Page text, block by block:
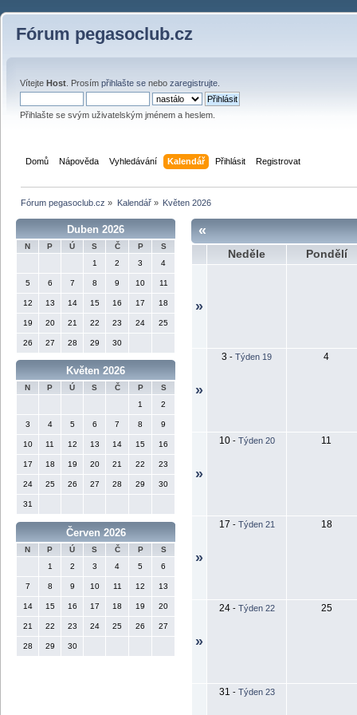
Fórum pegasoclub.cz
Vítejte Host . Prosím přihlašte se nebo zaregistrujte
Přihlašte se svým uživatelským jménem a heslem.
Domů Nápověda Vyhledávání Kalendář Přihlásit Registrovat
Fórum pegasoclub.cz » Kalendář» Květen 2026
Duben 2026
N P Ú S Č P
S
1
2 3 4
5 6 7 8 9 10 11
12 13 14 15 16 17 18
19 20 21 22 23 24 25
26 27 28 29 30
Květen 2026
N P Ú S Č P
S
1
2
3 4 5 6 7 8 9
10 11 12 13 14 15 16
17 18 19 20 21 22 23
24 25 26 27 28 29 30
31
Červen 2026
N P Ú S Č P
S
1
2 3 4 5 6
7 8 9 10 11 12 13
14 15 16 17 18 19 20
21 22 23 24 25 26 27
28 29 30
«
Neděle Pondělí
»
»
3 - Týden 19 4
»
10- Týden 20 11
»
17 - Týden 21 18
»
24- Týden 22 25
31 - Týden 23